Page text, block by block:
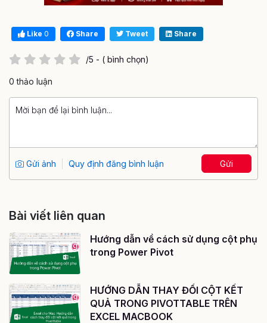
Like 0 Share Tweet Share
/5 - ( bình chọn)
0 thảo luận
Gửi ảnh Quy định đăng bình luận Gửi
Bài viết liên quan
Hướng dẫn về cách sử dụng cột phụ
trong Power Pivot
HƯỚNG DẪN THAY ĐỔI CỘT KẾT
QUẢ TRONG PIVOTTABLE TRÊN
EXCEL MACBOOK